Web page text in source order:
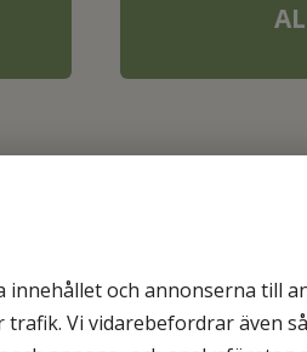
och annonserna till
Vi vidarebefordrar även